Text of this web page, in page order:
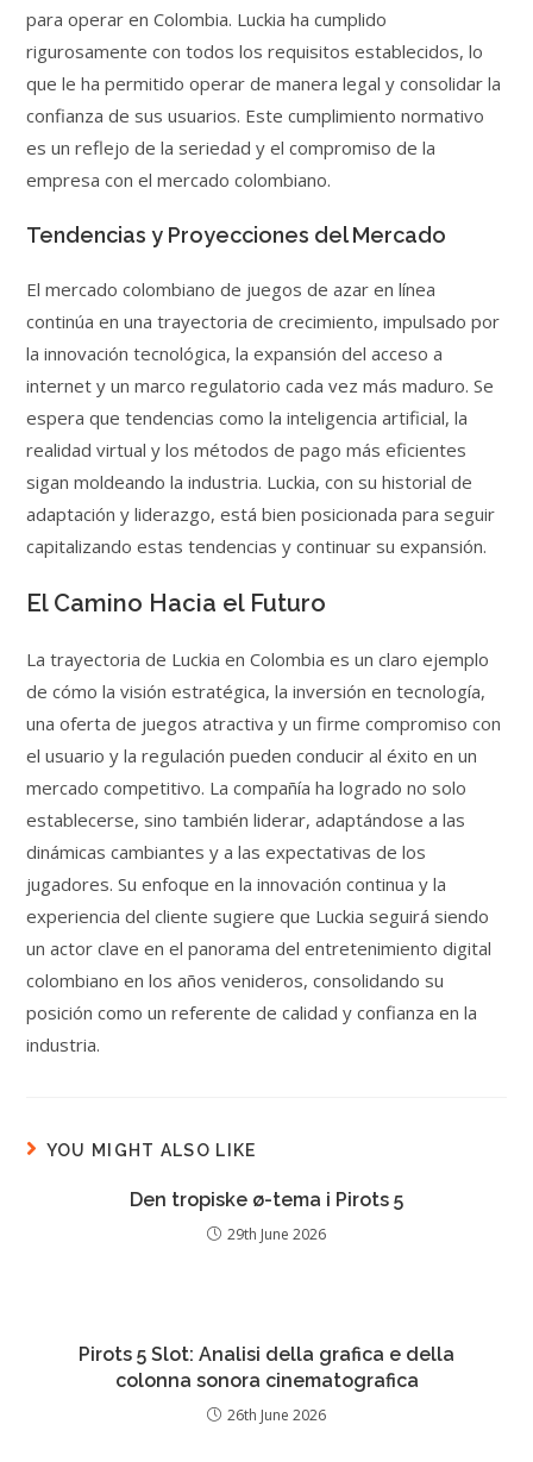
para operar en Colombia. Luckia ha cumplido
rigurosamente con todos los requisitos establecidos, lo
que le ha permitido operar de manera legal y consolidar la
confianza de sus usuarios. Este cumplimiento normativo
es un reflejo de la seriedad y el compromiso de la
empresa con el mercado colombiano.
Tendencias y Proyecciones del Mercado
El mercado colombiano de juegos de azar en línea
continúa en una trayectoria de crecimiento, impulsado por
la innovación tecnológica, la expansión del acceso a
internet y un marco regulatorio cada vez más maduro. Se
espera que tendencias como la inteligencia artificial, la
realidad virtual y los métodos de pago más eficientes
sigan moldeando la industria. Luckia, con su historial de
adaptación y liderazgo, está bien posicionada para seguir
capitalizando estas tendencias y continuar su expansión.
El Camino Hacia el Futuro
La trayectoria de Luckia en Colombia es un claro ejemplo
de cómo la visión estratégica, la inversión en tecnología,
una oferta de juegos atractiva y un firme compromiso con
el usuario y la regulación pueden conducir al éxito en un
mercado competitivo. La compañía ha logrado no solo
establecerse, sino también liderar, adaptándose a las
dinámicas cambiantes y a las expectativas de los
jugadores. Su enfoque en la innovación continua y la
experiencia del cliente sugiere que Luckia seguirá siendo
un actor clave en el panorama del entretenimiento digital
colombiano en los años venideros, consolidando su
posición como un referente de calidad y confianza en la
industria.
YOU MIGHT ALSO LIKE
Den tropiske ø-tema i Pirots 5
29th June 2026
Pirots 5 Slot: Analisi della grafica e della
colonna sonora cinematografica
26th June 2026